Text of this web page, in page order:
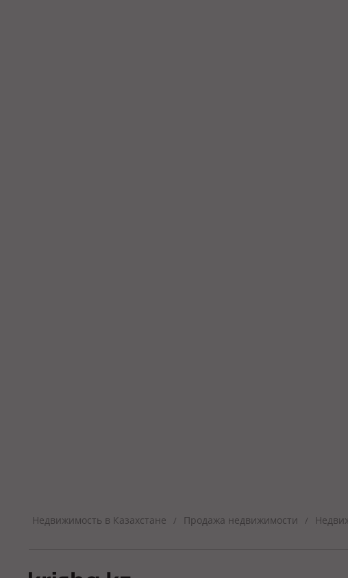
Недвижимость в Казахстане / Продажа недвижимости /